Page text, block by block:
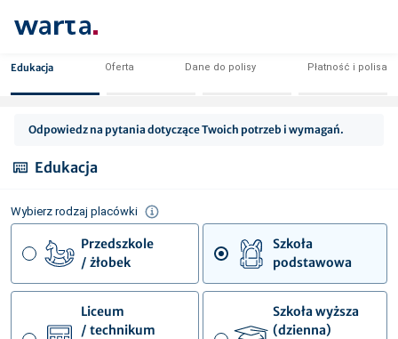
Edukacja Oferta Dane do polisy Płatność i polisa
Odpowiedz na pytania dotyczące Twoich potrzeb i wymagań.
Edukacja
Wybierz rodzaj placówki
Przedszkole
/ żłobek
Szkoła
podstawowa
Liceum
/ technikum
Szkoła wyższa
(dzienna)